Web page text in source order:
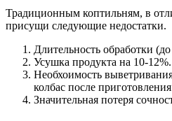
Традиционным коптильням, в
присущи следующие недостатки.
Длительность обработки
Усушка продукта на 10-12%.
Необхоимость
колбас после
Значительная потеря